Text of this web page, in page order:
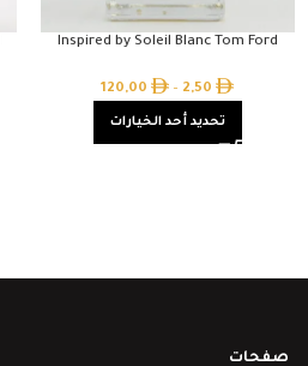
Inspired by Soleil Blanc Tom Ford
2,50
–
120,00
تحديد أحد الخيارات
صفحات